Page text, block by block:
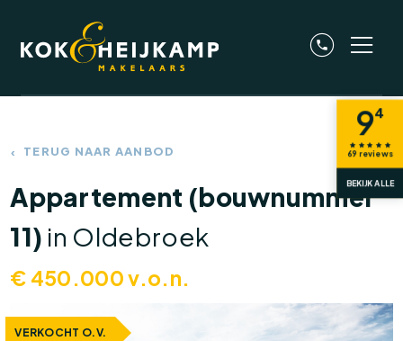
94
69reviews
BEKIJK ALLE
TERUG NAAR AANBOD
Appartement (bouwnummer
11) in Oldebroek
€ 450.000v.o.n.
VERKOCHT O.V.